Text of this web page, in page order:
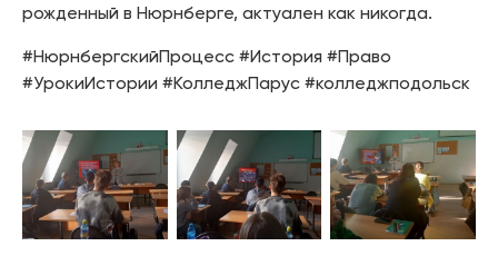
рожденный в Нюрнберге, актуален как никогда.
#НюрнбергскийПроцесс #История #Право
#УрокиИстории #КолледжПарус #колледжподольск